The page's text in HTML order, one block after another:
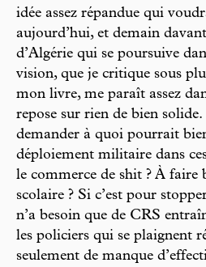
idée assez répandue qui
aujourd’hui, et demain
d’Algérie qui se poursuive
vision, que je critique sous
mon livre, me paraît assez
repose sur rien de bien
demander à quoi pourrait
déploiement militaire dans
le commerce de shit ? À faire
scolaire ? Si c’est pour
n’a besoin que de CRS
les policiers qui se plaignent
seulement de manque